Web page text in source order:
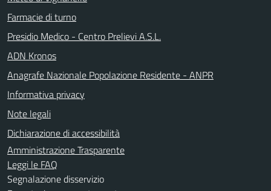
Farmacie di turno
Presidio Medico - Centro Prelievi A.S.L.
ADN Kronos
Anagrafe Nazionale Popolazione Residente - ANPR
Informativa privacy
Note legali
Dichiarazione di accessibilità
Amministrazione Trasparente
Leggi le FAQ
Segnalazione disservizio